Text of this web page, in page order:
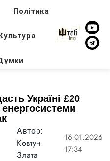
Політика
Україні £20
Автор:
Ковтун
Злата
16.01.2026
17:34